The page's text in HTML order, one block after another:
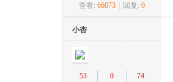
› ›
查看: 66073 回复: 0
小杏
53
0
74